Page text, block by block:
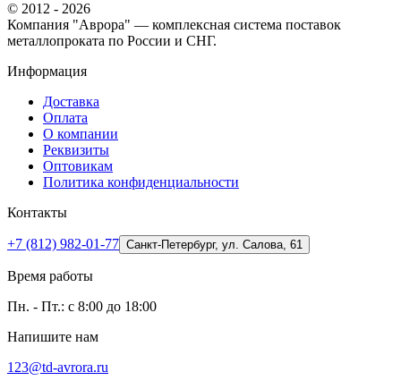
© 2012 - 2026
Компания "Аврора" — комплексная система поставок
металлопроката по России и СНГ.
Информация
Доставка
Оплата
О компании
Реквизиты
Оптовикам
Политика конфиденциальности
Контакты
+7 (812) 982-01-77 Санкт-Петербург, ул. Салова, 61
Время работы
Пн. - Пт.: с 8:00 до 18:00
Напишите нам
123@td-avrora.ru